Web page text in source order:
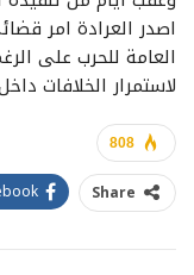
اصدر العرادة امر
العامة للحرب على
لاستمرار الخلافات
808
Share